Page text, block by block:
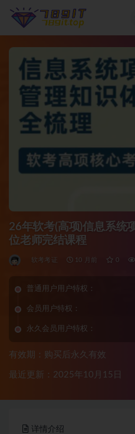
26年软考(高项)信息系统
位老师完结课程
软考考证 10 月前 0
普通用户用户特权：
会员用户特权：
永久会员用户特权：
有效期：购买后永久有效
最近更新：2025年10月15日
详情介绍